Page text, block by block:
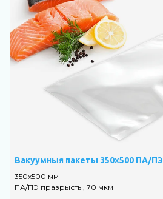
Вакуумныя пакеты 350х500 ПА/ПЭ
350х500 мм
ПА/ПЭ празрысты, 70 мкм